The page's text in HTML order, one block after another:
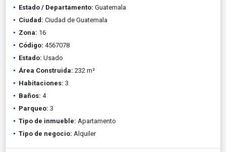
Estado / Departamento: Guatemala
Ciudad: Ciudad de Guatemala
Zona: 16
Código: 4567078
Estado: Usado
Área Construida: 232 m²
Habitaciones: 3
Baños: 4
Parqueo: 3
Tipo de inmueble: Apartamento
Tipo de negocio: Alquiler